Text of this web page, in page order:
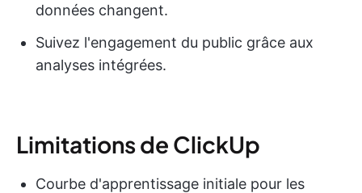
données changent.
Suivez l'engagement du public grâce aux
analyses intégrées.
Limitations de ClickUp
Courbe d'apprentissage initiale pour les